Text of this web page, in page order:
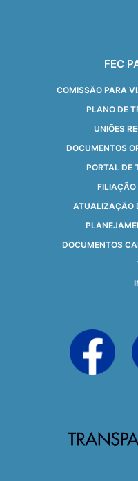
FEC
COMISSÃO PARA
PLANO DE
UNIÕES
DOCUMENTOS
PORTAL DE
FILIAÇÃO
ATUALIZAÇÃO
DOCUMENTOS